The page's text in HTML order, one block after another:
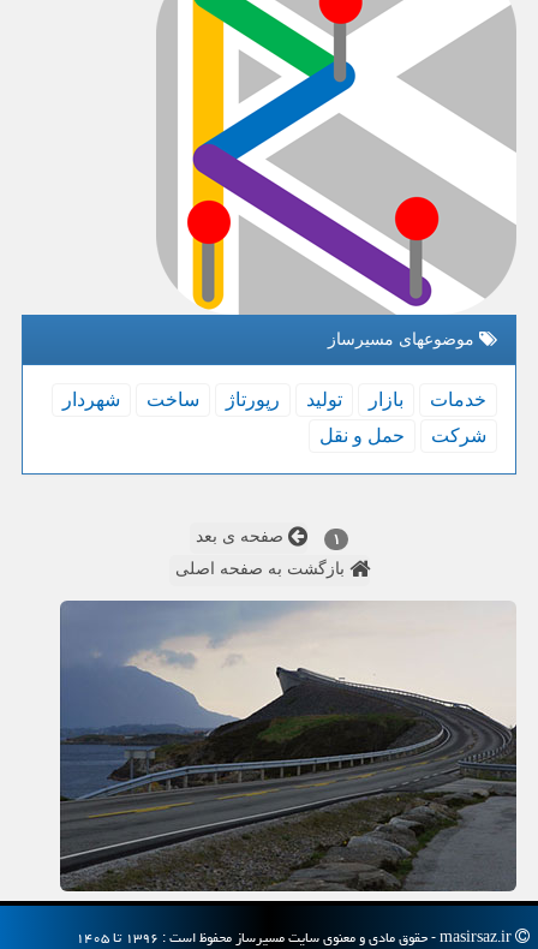
موضوعهای مسیرساز
خدمات بازار تولید رپورتاژ ساخت
شهردار
شركت
حمل و نقل
۱
صفحه ی بعد
بازگشت به صفحه اصلی